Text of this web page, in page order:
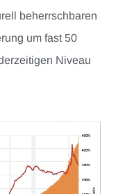
beherrschbaren
um fast 50
Niveau